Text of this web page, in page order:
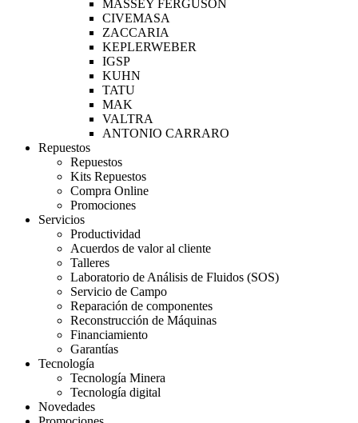
MASSEY FERGUSON
CIVEMASA
ZACCARIA
KEPLERWEBER
IGSP
KUHN
TATU
MAK
VALTRA
ANTONIO CARRARO
Repuestos
Repuestos
Kits Repuestos
Compra Online
Promociones
Servicios
Productividad
Acuerdos de valor al cliente
Talleres
Laboratorio de Análisis de Fluidos (SOS)
Servicio de Campo
Reparación de componentes
Reconstrucción de Máquinas
Financiamiento
Garantías
Tecnología
Tecnología Minera
Tecnología digital
Novedades